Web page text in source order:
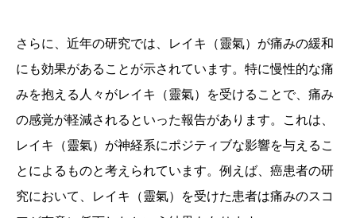
さらに、近年の研究では、レイキ（靈氣）が痛みの緩和
にも効果があることが示されています。特に慢性的な痛
みを抱える人々がレイキ（靈氣）を受けることで、痛み
の感覚が軽減されるといった報告があります。これは、
レイキ（靈氣）が神経系にポジティブな影響を与えるこ
とによるものと考えられています。例えば、癌患者の研
究において、レイキ（靈氣）を受けた患者は痛みのスコ